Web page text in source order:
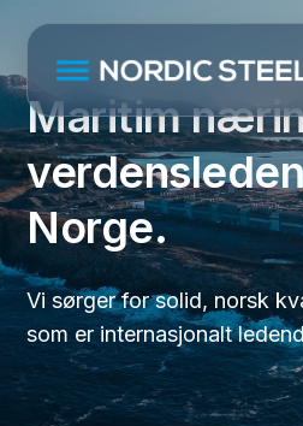
Maritim
Norge.
Vi sørger for solid, norsk
som er internasjonalt